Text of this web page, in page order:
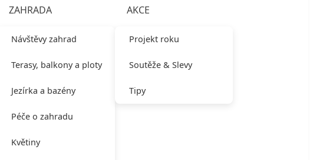
ZAHRADA
Návštěvy zahrad
Terasy, balkony a ploty
Jezírka a bazény
Péče o zahradu
Květiny
AKCE
Projekt roku
Soutěže & Slevy
Tipy